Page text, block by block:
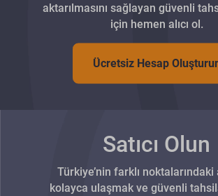
aktarılmasını sağlayan güvenli
için hemen alıcı ol.
Ücretsiz Hesap
Satıcı Olun
Türkiye’nin farklı noktalarındaki
kolayca ulaşmak ve güvenli